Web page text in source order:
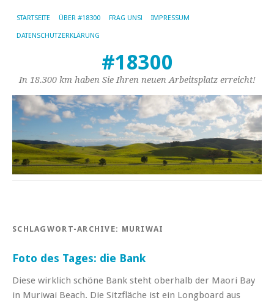
STARTSEITE ÜBER #18300 FRAG UNS! IMPRESSUM
DATENSCHUTZERKLÄRUNG
#18300
In 18.300 km haben Sie Ihren neuen Arbeitsplatz erreicht!
SCHLAGWORT-ARCHIVE: MURIWAI
Foto des Tages: die Bank
Diese wirklich schöne Bank steht oberhalb der Maori Bay
in Muriwai Beach. Die Sitzfläche ist ein Longboard aus